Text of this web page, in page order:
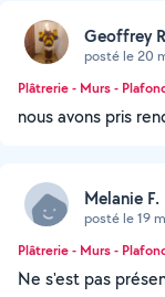
Geoffrey
posté le 20
Plâtrerie - Murs -
nous avons pris
Melanie F.
posté le 19
Plâtrerie - Murs -
Ne s'est pas